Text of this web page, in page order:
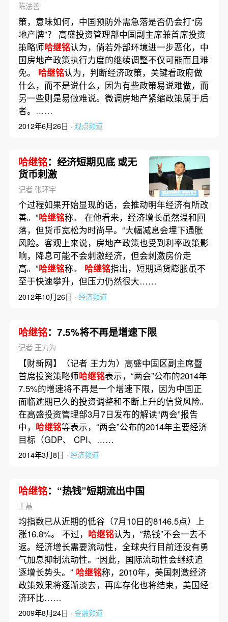
陈法善
策，意味如何，中国预防外需急落是否仍会打“房
地产牌”？ 高盛投资管理部中国副主席兼首席投资
策略师哈继铭认为，倘若外部环境进一步恶化，中
国房地产政策执行力度的继续调整不仅可能而且难
免。 哈继铭认为，判断经济政策，关键看政府做
什么，而不是说什么，因为有些政策易说难做，而
另一些则是易做难说。微调房地产紧缩政策属于后
者。……
2012年6月26日 · 观点频道
哈继铭：经济短期见底 或无
货币刺激
记者 张环宇
个过程如果开始显现的话，会推动明年经济有所改
善。”哈继铭称。 在他看来，经济增长虽然温和回
落，但货币宽松为时尚早。“大幅减息会埋下通胀
风险。客观上来说，房地产政策也受到利率政策影
响，降息可能不会刺激经济，但会刺激房价走
高。”哈继铭称。 哈继铭指出，短期通货膨胀虽不
至于快速攀升，但压力仍然很大……
2012年10月26日 · 经济频道
哈继铭：7.5%将不再是增速下限
记者 王力为
【财新网】（记者 王力为）高盛中国区副主席暨
首席投资策略师哈继铭表示，“两会”公布的2014年
7.5%的增速将不再是一个增速下限，因为中国正
面临逾期已久的投资调整和不断上升的信贷风险。
在高盛投资管理部3月7日发布的解读“两会”报告
中， 哈继铭等表示，“两会”公布的2014年主要经济
目标（GDP、 CPI、……
2014年3月8日 · 经济频道
哈继铭：“热钱”短期流出中国
王晶
均指数已从近期的低谷（7月10日的8146.5点）上
涨16.8%。 不过， 哈继铭认为，“热钱”不会一去不
返。经济增长需要流动性，全球央行目前还没有勇
气加息抑制流动性。“因此，国际流动性会继续追
逐增长势头。” 哈继铭称，2010年，美国刺激经济
政策效果将逐渐淡去，再库存化也将结束，美国经
济环比……
2009年8月24日 · 金融频道